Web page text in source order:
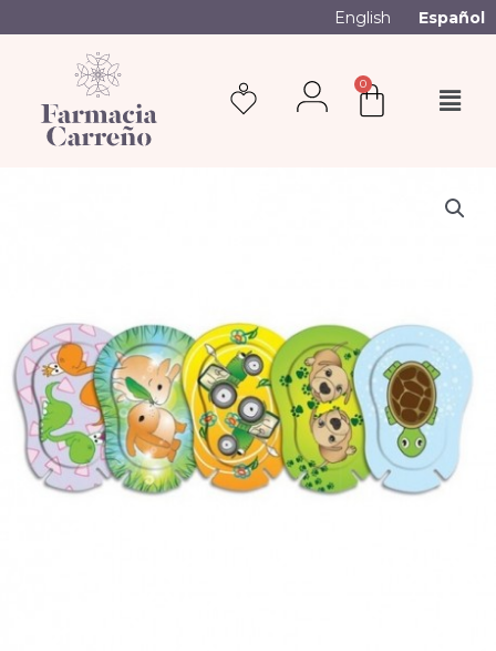
English Español
0